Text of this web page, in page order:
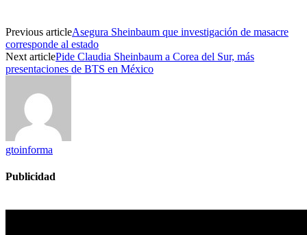
Previous articleAsegura Sheinbaum que investigación de masacre
corresponde al estado
Next articlePide Claudia Sheinbaum a Corea del Sur, más
presentaciones de BTS en México
gtoinforma
Publicidad